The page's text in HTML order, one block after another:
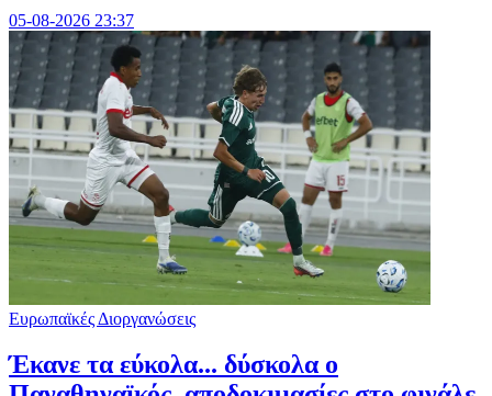
05-08-2026 23:37
Ευρωπαϊκές Διοργανώσεις
Έκανε τα εύκολα... δύσκολα ο